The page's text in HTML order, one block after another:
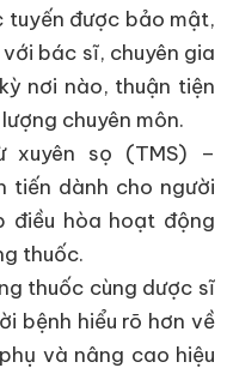
tuyến được bảo mật,
bác sĩ, chuyên gia
nơi nào, thuận tiện
chuyên môn.
xuyên sọ (TMS) –
tiến dành cho người
điều hòa hoạt động
thuốc.
thuốc cùng dược sĩ
bệnh hiểu rõ hơn về
và nâng cao hiệu